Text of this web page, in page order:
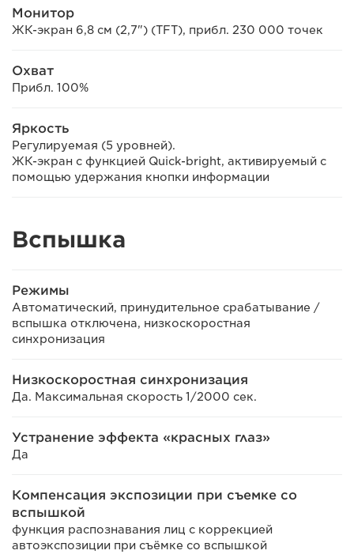
Монитор
ЖК-экран 6,8 см (2,7") (TFT), прибл. 230 000 точек
Охват
Прибл. 100%
Яркость
Регулируемая (5 уровней).
ЖК-экран с функцией Quick-bright, активируемый с
помощью удержания кнопки информации
Вспышка
Режимы
Автоматический, принудительное срабатывание /
вспышка отключена, низкоскоростная
синхронизация
Низкоскоростная синхронизация
Да. Максимальная скорость 1/2000 сек.
Устранение эффекта «красных глаз»
Да
Компенсация экспозиции при съемке со
вспышкой
функция распознавания лиц с коррекцией
автоэкспозиции при съёмке со вспышкой